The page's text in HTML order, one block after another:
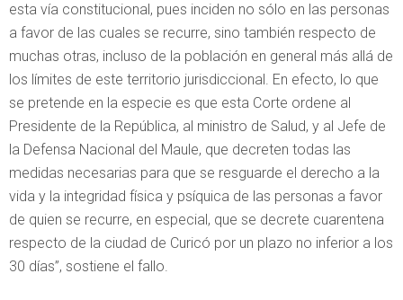
esta vía constitucional, pues inciden no sólo en las personas
a favor de las cuales se recurre, sino también respecto de
muchas otras, incluso de la población en general más allá de
los límites de este territorio jurisdiccional. En efecto, lo que
se pretende en la especie es que esta Corte ordene al
Presidente de la República, al ministro de Salud, y al Jefe de
la Defensa Nacional del Maule, que decreten todas las
medidas necesarias para que se resguarde el derecho a la
vida y la integridad física y psíquica de las personas a favor
de quien se recurre, en especial, que se decrete cuarentena
respecto de la ciudad de Curicó por un plazo no inferior a los
30 días”, sostiene el fallo.